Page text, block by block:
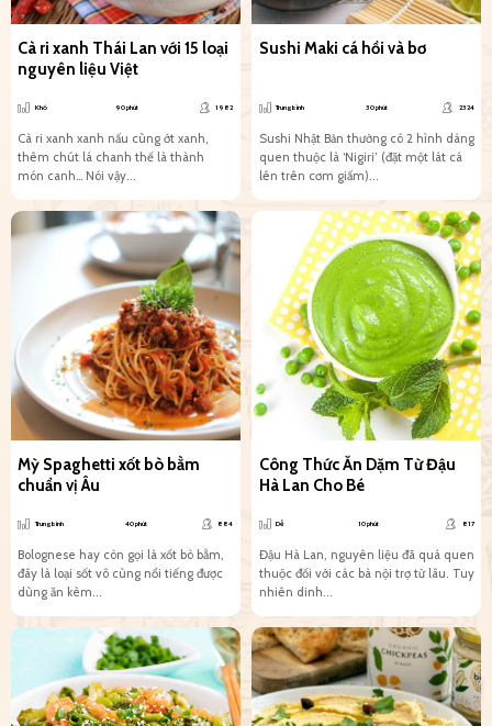
Cà ri xanh Thái Lan với 15 loại
nguyên liệu Việt
Khó 90 phút 1982
Cà ri xanh xanh nấu cùng ớt xanh,
thêm chút lá chanh thế là thành
món canh… Nói vậy...
Sushi Maki cá hồi và bơ
Trung bình 30 phút 2324
Sushi Nhật Bản thường có 2 hình dáng
quen thuộc là ‘Nigiri’ (đặt một lát cá
lên trên cơm giấm)...
Mỳ Spaghetti xốt bò bằm
chuẩn vị Âu
Trung bình 40 phút 884
Bolognese hay còn gọi là xốt bò bằm,
đây là loại sốt vô cùng nổi tiếng được
dùng ăn kèm...
Công Thức Ăn Dặm Từ Đậu
Hà Lan Cho Bé
Dễ 10 phút 817
Đậu Hà Lan, nguyên liệu đã quá quen
thuộc đối với các bà nội trợ từ lâu. Tuy
nhiên dinh...